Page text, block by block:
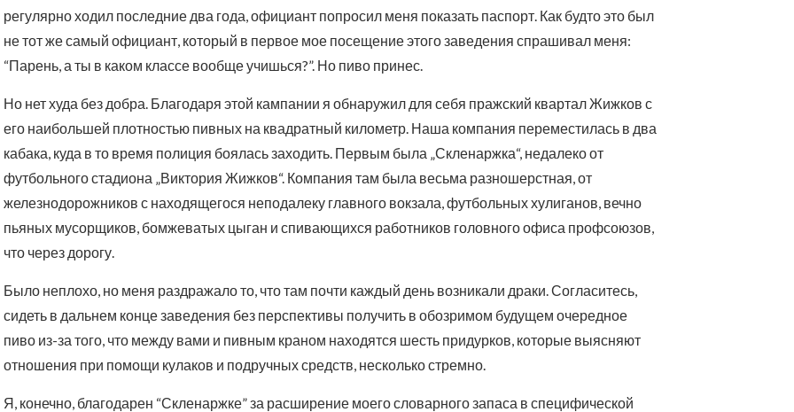
регулярно ходил последние два года, официант попросил меня показать паспорт. Как будто это был
не тот же самый официант, который в первое мое посещение этого заведения спрашивал меня:
“Парень, а ты в каком классе вообще учишься?”. Но пиво принес.
Но нет худа без добра. Благодаря этой кампании я обнаружил для себя пражский квартал Жижков с
его наибольшей плотностью пивных на квадратный километр. Наша компания переместилась в два
кабака, куда в то время полиция боялась заходить. Первым была „Скленаржка“, недалеко от
футбольного стадиона „Виктория Жижков“. Компания там была весьма разношерстная, от
железнодорожников с находящегося неподалеку главного вокзала, футбольных хулиганов, вечно
пьяных мусорщиков, бомжеватых цыган и спивающихся работников головного офиса профсоюзов,
что через дорогу.
Было неплохо, но меня раздражало то, что там почти каждый день возникали драки. Согласитесь,
сидеть в дальнем конце заведения без перспективы получить в обозримом будущем очередное
пиво из-за того, что между вами и пивным краном находятся шесть придурков, которые выясняют
отношения при помощи кулаков и подручных средств, несколько стремно.
Я, конечно, благодарен “Скленаржке” за расширение моего словарного запаса в специфической